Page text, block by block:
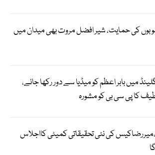
کی حمایت، شیر افضل مروت بھی میدان میں
میں بابر اعظم کو میڈیا سے دور رکھا جائے،
کا پی سی بی کو مشورہ
کی نئی تحقیقاتی کمیٹی کااجلاس